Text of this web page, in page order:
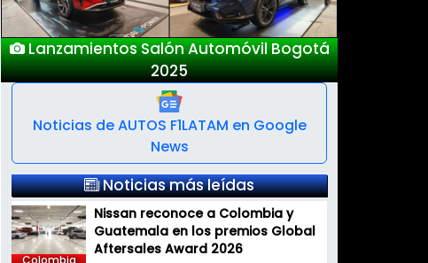
Lanzamientos Salón Automóvil Bogotá
2025
Noticias de AUTOS F1LATAM en Google
News
Noticias más leídas
Nissan reconoce a Colombia y
Guatemala en los premios Global
Aftersales Award 2026